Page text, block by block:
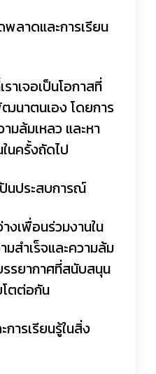
ลาดและการเรียน
าเจอเป็นโอกาสที่
ฒนาตนเอง โดยการ
มล้มเหลว และหา
นครั้งถัดไป
นประสบการณ์
งเพื่อนร่วมงานใน
สำเร็จและความล้ม
รรยากาศที่สนับสนุน
โตต่อกัน
ารเรียนรู้ในสิ่ง